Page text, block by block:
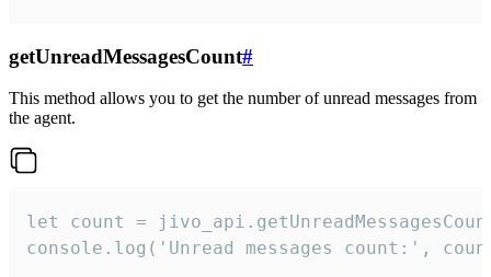
getUnreadMessagesCount#
This method allows you to get the number of unread messages from
the agent.
let count =
console.log('Unread messages count:',